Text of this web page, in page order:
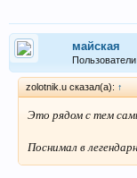
майская
Пользователи
zolotnik.u сказал(а): ↑
Это рядом с тем
Поснимал в